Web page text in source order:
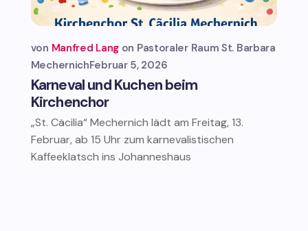
Karneval und Kuchen beim
Kirchenchor
von Manfred Lang
Pastoraler Raum St. Barbara
MechernichFebruar 5, 2026
„St. Cäcilia“ Mechernich lädt am Freitag, 13.
Februar, ab 15 Uhr zum karnevalistischen
Kaffeeklatsch ins Johanneshaus